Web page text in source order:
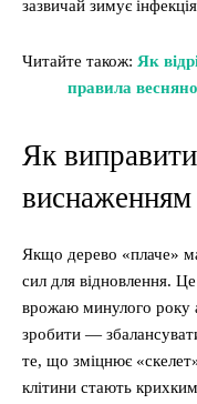
зазвичай зимує
Читайте також: Як
правила
Як
виснаженням
Якщо дерево «плаче»
сил для відновлення.
врожаю минулого року
зробити —
те, що зміцнює
клітини стають